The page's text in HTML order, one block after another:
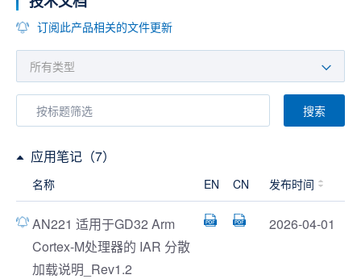
订阅此产品相关的文件更新
搜索
应用笔记（7）
名称 EN CN 发布时间
AN221 适用于GD32 Arm
Cortex-M处理器的 IAR 分散
加载说明_Rev1.2
2026-04-01